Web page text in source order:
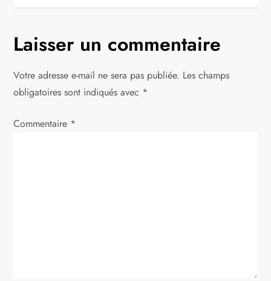
g
a
t
i
Laisser un commentaire
Votre adresse e-mail ne sera pas publiée. Les champs
obligatoires sont indiqués avec *
Commentaire *